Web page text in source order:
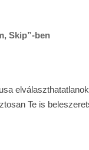
Skip”-ben
Te is